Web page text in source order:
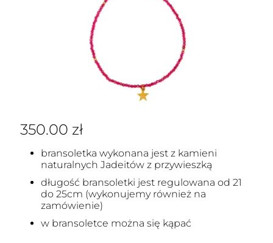
350.00 zł
bransoletka wykonana jest z kamieni
naturalnych Jadeitów z przywieszką
długość bransoletki jest regulowana od 21
do 25cm (wykonujemy również na
zamówienie)
w bransoletce można się kąpać